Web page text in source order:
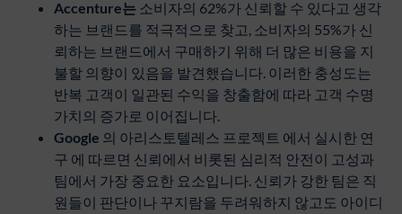
Accenture는 소비자의 62%가 신뢰할 수 있다고 생각
하는 브랜드를 적극적으로 찾고, 소비자의 55%가 신
뢰하는 브랜드에서 구매하기 위해 더 많은 비용을 지
불할 의향이 있음을 발견했습니다. 이러한 충성도는
반복 고객이 일관된 수익을 창출함에 따라 고객 수명
가치의 증가로 이어집니다.
Google 의 아리스토텔레스 프로젝트 에서 실시한 연
구 에 따르면 신뢰에서 비롯된 심리적 안전이 고성과
팀에서 가장 중요한 요소입니다. 신뢰가 강한 팀은 직
원들이 판단이나 꾸지람을 두려워하지 않고도 아이디